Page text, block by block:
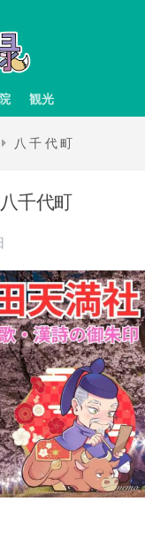
観光
八千代町
千代町